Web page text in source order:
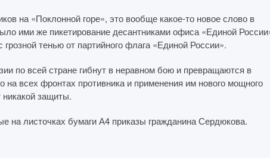
на «Поклонной горе», это вообще какое-то новое слово в
ими же пикетирование десантниками офиса «Единой
тенью от партийного флага «Единой России».
по всей стране гибнут в неравном бою и превращаются в
всех фронтах противника и применения им нового мощного
никакой защиты.
на листочках бумаги А4 приказы гражданина Сердюкова.